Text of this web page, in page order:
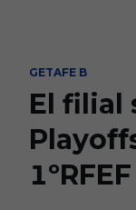
GETAFE B
El filial
1ºRFEF